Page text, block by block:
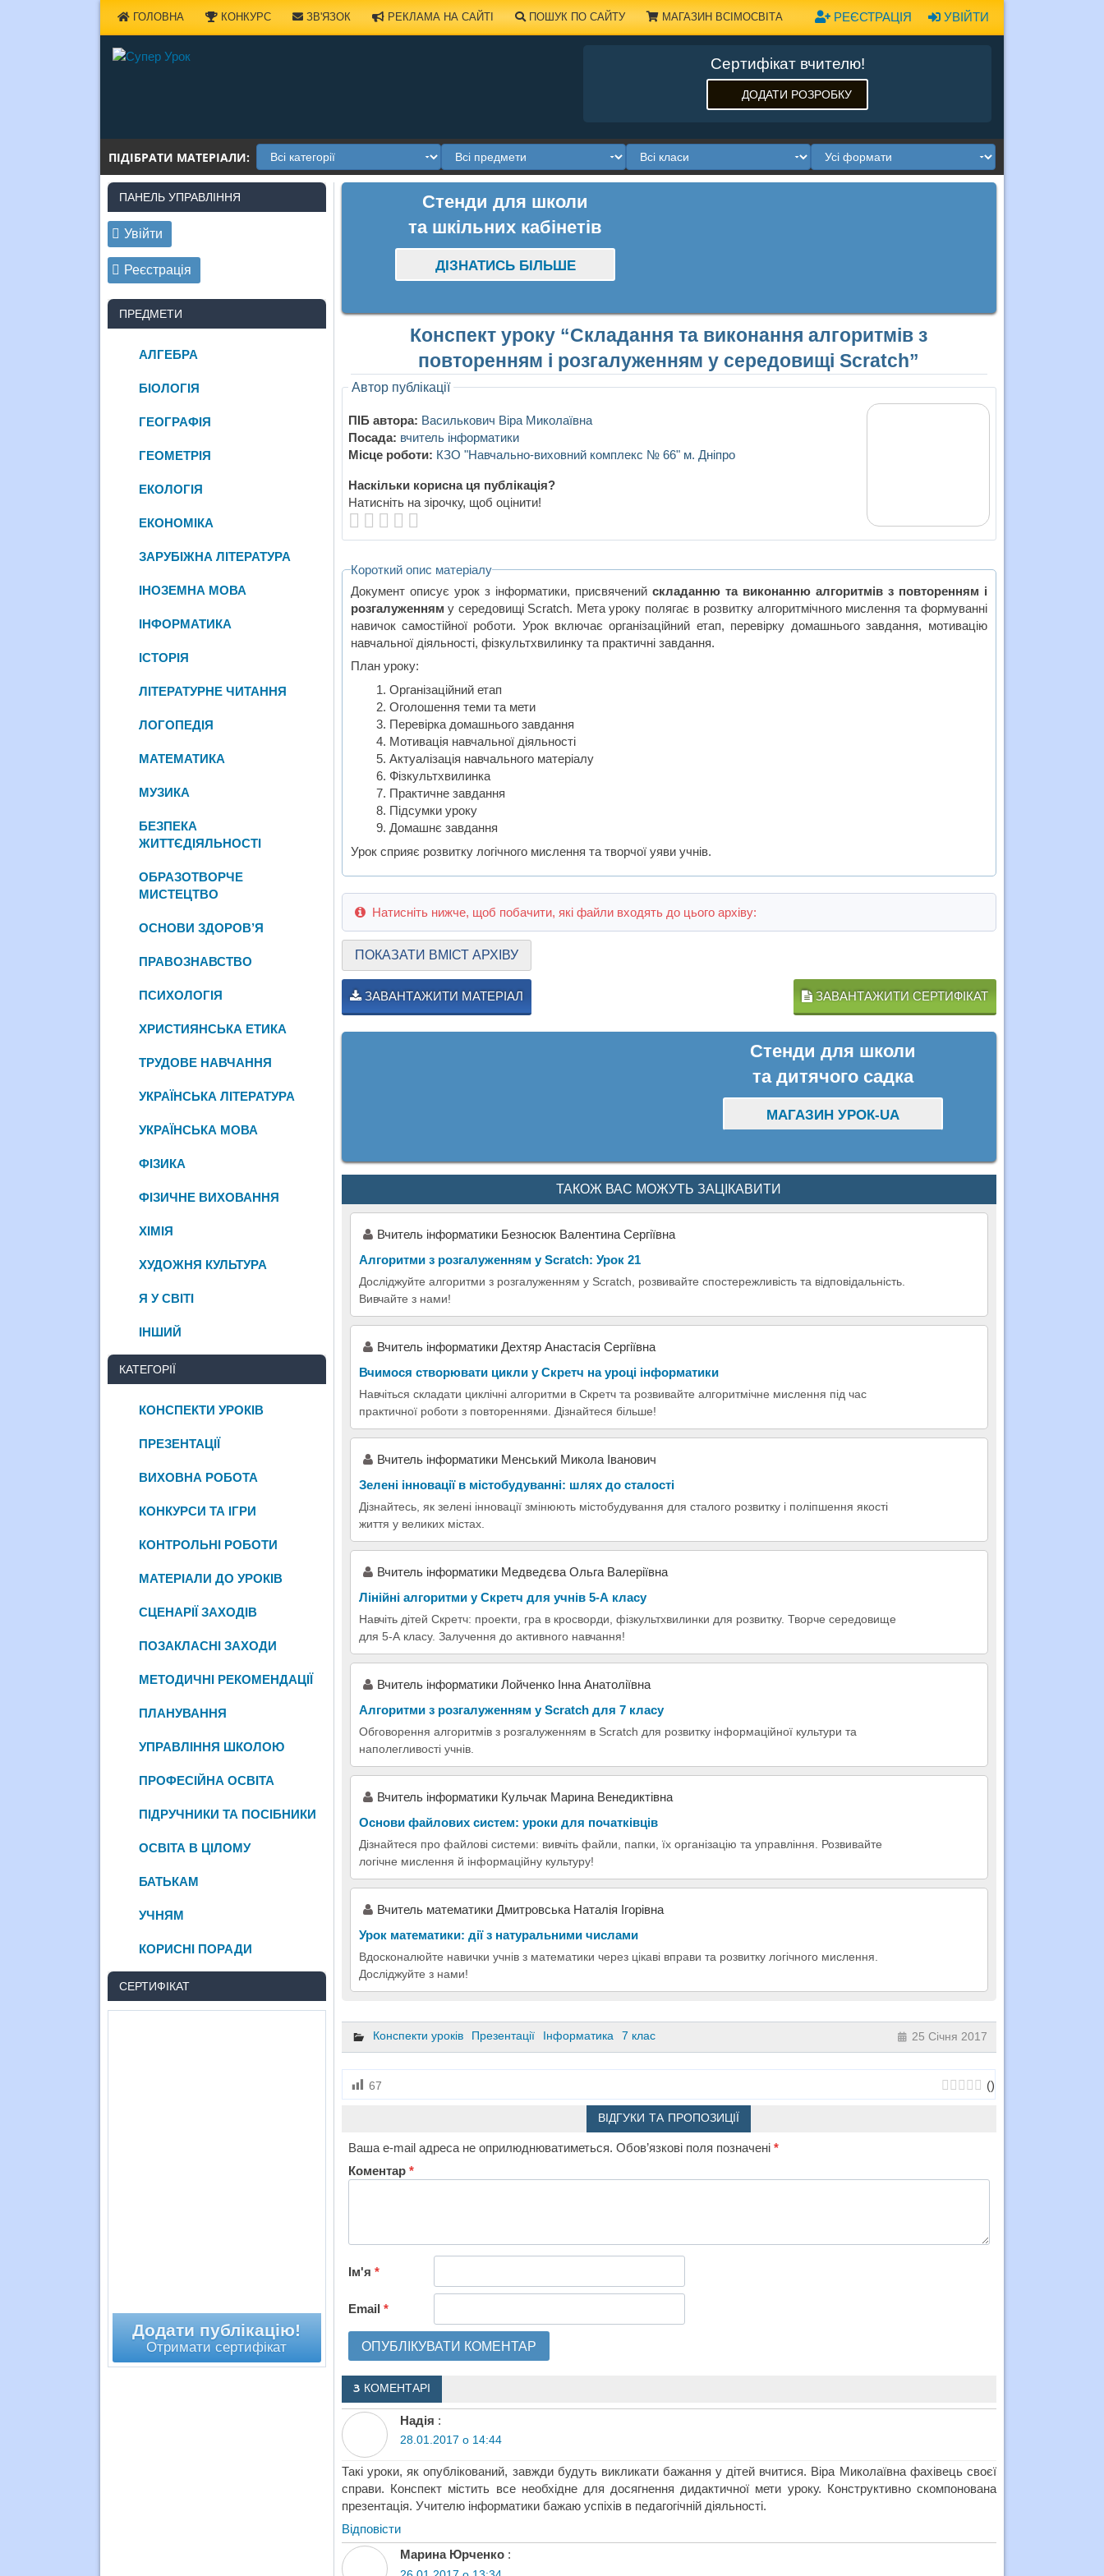
УВІЙТИ
РЕЄСТРАЦІЯ
ГОЛОВНА КОНКУРС ЗВ'ЯЗОК РЕКЛАМА НА САЙТІ ПОШУК ПО САЙТУ МАГАЗИН ВСІМОСВІТА
Сертифікат вчителю!
ДОДАТИ РОЗРОБКУ
ПІДІБРАТИ МАТЕРІАЛИ:
Стенди для школи
та шкільних кабінетів
ДІЗНАТИСЬ БІЛЬШЕ
Конспект уроку “Складання та виконання алгоритмів з
повторенням і розгалуженням у середовищі Scratch”
Автор публікації
ПІБ автора: Василькович Віра Миколаївна
Посада: вчитель інформатики
Місце роботи: КЗО "Навчально-виховний комплекс № 66" м. Дніпро
Наскільки корисна ця публікація?
Натисніть на зірочку, щоб оцінити!
Короткий опис матеріалу
Документ описує урок з інформатики, присвячений складанню та виконанню алгоритмів з повторенням і
розгалуженням у середовищі Scratch. Мета уроку полягає в розвитку алгоритмічного мислення та формуванні
навичок самостійної роботи. Урок включає організаційний етап, перевірку домашнього завдання, мотивацію
навчальної діяльності, фізкультхвилинку та практичні завдання.
План уроку:
Організаційний етап
Оголошення теми та мети
Перевірка домашнього завдання
Мотивація навчальної діяльності
Актуалізація навчального матеріалу
Фізкультхвилинка
Практичне завдання
Підсумки уроку
Домашнє завдання
Урок сприяє розвитку логічного мислення та творчої уяви учнів.
Натисніть нижче, щоб побачити, які файли входять до цього архіву:
ПОКАЗАТИ ВМІСТ АРХІВУ
ЗАВАНТАЖИТИ МАТЕРІАЛ ЗАВАНТАЖИТИ СЕРТИФІКАТ
Стенди для школи
та дитячого садка
МАГАЗИН УРОК-UA
ТАКОЖ ВАС МОЖУТЬ ЗАЦІКАВИТИ
Вчитель інформатики Безносюк Валентина Сергіївна
Алгоритми з розгалуженням у Scratch: Урок 21
Досліджуйте алгоритми з розгалуженням у Scratch, розвивайте спостережливість та відповідальність.
Вивчайте з нами!
Вчитель інформатики Дехтяр Анастасія Сергіївна
Вчимося створювати цикли у Скретч на уроці інформатики
Навчіться складати циклічні алгоритми в Скретч та розвивайте алгоритмічне мислення під час
практичної роботи з повтореннями. Дізнайтеся більше!
Вчитель інформатики Менський Микола Іванович
Зелені інновації в містобудуванні: шлях до сталості
Дізнайтесь, як зелені інновації змінюють містобудування для сталого розвитку і поліпшення якості
життя у великих містах.
Вчитель інформатики Медведєва Ольга Валеріївна
Лінійні алгоритми у Скретч для учнів 5-А класу
Навчіть дітей Скретч: проекти, гра в кросворди, фізкультхвилинки для розвитку. Творче середовище
для 5-А класу. Залучення до активного навчання!
Вчитель інформатики Лойченко Інна Анатоліївна
Алгоритми з розгалуженням у Scratch для 7 класу
Обговорення алгоритмів з розгалуженням в Scratch для розвитку інформаційної культури та
наполегливості учнів.
Вчитель інформатики Кульчак Марина Венедиктівна
Основи файлових систем: уроки для початківців
Дізнайтеся про файлові системи: вивчіть файли, папки, їх організацію та управління. Розвивайте
логічне мислення й інформаційну культуру!
Вчитель математики Дмитровська Наталія Ігорівна
Урок математики: дії з натуральними числами
Вдосконалюйте навички учнів з математики через цікаві вправи та розвитку логічного мислення.
Досліджуйте з нами!
Конспекти уроків Презентації Інформатика 7 клас 25 Січня 2017
67 ()
ВІДГУКИ ТА ПРОПОЗИЦІЇ
Ваша e-mail адреса не оприлюднюватиметься. Обов’язкові поля позначені *
Коментар *
Ім'я *
Email *
3 КОМЕНТАРІ
Надія :
28.01.2017 о 14:44
Такі уроки, як опублікований, завжди будуть викликати бажання у дітей вчитися. Віра Миколаївна фахівець своєї
справи. Конспект містить все необхідне для досягнення дидактичної мети уроку. Конструктивно скомпонована
презентація. Учителю інформатики бажаю успіхів в педагогічній діяльності.
Відповіcти
Марина Юрченко :
ПАНЕЛЬ УПРАВЛІННЯ
Увійти
Реєстрація
ПРЕДМЕТИ
АЛГЕБРА
БІОЛОГІЯ
ГЕОГРАФІЯ
ГЕОМЕТРІЯ
ЕКОЛОГІЯ
ЕКОНОМІКА
ЗАРУБІЖНА ЛІТЕРАТУРА
ІНОЗЕМНА МОВА
ІНФОРМАТИКА
ІСТОРІЯ
ЛІТЕРАТУРНЕ ЧИТАННЯ
ЛОГОПЕДІЯ
МАТЕМАТИКА
МУЗИКА
БЕЗПЕКА
ЖИТТЄДІЯЛЬНОСТІ
ОБРАЗОТВОРЧЕ
МИСТЕЦТВО
ОСНОВИ ЗДОРОВ’Я
ПРАВОЗНАВСТВО
ПСИХОЛОГІЯ
ХРИСТИЯНСЬКА ЕТИКА
ТРУДОВЕ НАВЧАННЯ
УКРАЇНСЬКА ЛІТЕРАТУРА
УКРАЇНСЬКА МОВА
ФІЗИКА
ФІЗИЧНЕ ВИХОВАННЯ
ХІМІЯ
ХУДОЖНЯ КУЛЬТУРА
Я У СВІТІ
ІНШИЙ
КАТЕГОРІЇ
КОНСПЕКТИ УРОКІВ
ПРЕЗЕНТАЦІЇ
ВИХОВНА РОБОТА
КОНКУРСИ ТА ІГРИ
КОНТРОЛЬНІ РОБОТИ
МАТЕРІАЛИ ДО УРОКІВ
СЦЕНАРІЇ ЗАХОДІВ
ПОЗАКЛАСНІ ЗАХОДИ
МЕТОДИЧНІ РЕКОМЕНДАЦІЇ
ПЛАНУВАННЯ
УПРАВЛІННЯ ШКОЛОЮ
ПРОФЕСІЙНА ОСВІТА
ПІДРУЧНИКИ ТА ПОСІБНИКИ
ОСВІТА В ЦІЛОМУ
БАТЬКАМ
УЧНЯМ
КОРИСНІ ПОРАДИ
СЕРТИФІКАТ
Додати публікацію!
Отримати сертифікат